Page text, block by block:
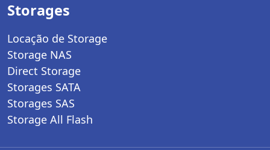
Storages
Locação de Storage
Storage NAS
Direct Storage
Storages SATA
Storages SAS
Storage All Flash